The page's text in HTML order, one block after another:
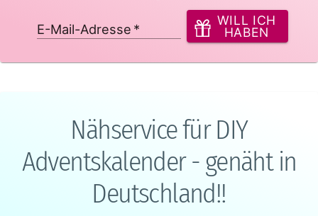
E-Mail-Adresse *
WILL ICH
HABEN
Nähservice für DIY
Adventskalender - genäht in
Deutschland!!